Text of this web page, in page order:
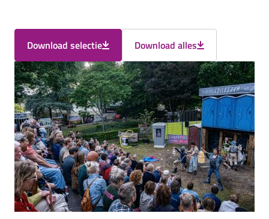
Download selectie Download alles